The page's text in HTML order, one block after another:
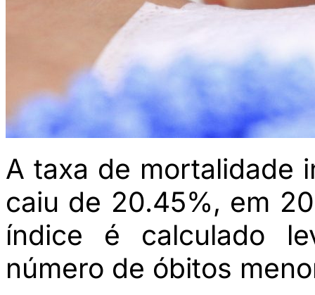
A taxa de mortalidade
caiu de 20.45%, em
índice é calculado
número de óbitos